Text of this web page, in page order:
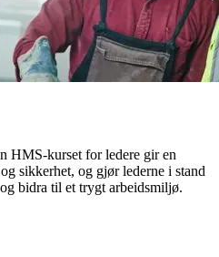
HMS-kurset for ledere gir en
sikkerhet, og gjør lederne i stand
bidra til et trygt arbeidsmiljø.